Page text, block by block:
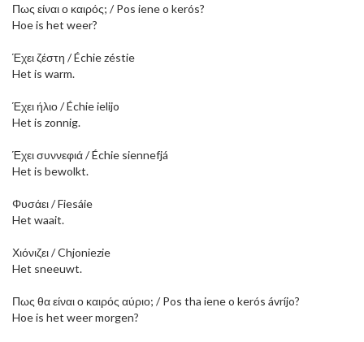
Πως είναι ο καιρός; / Pos iene o kerós?
Hoe is het weer?
Έχει ζέστη / Échie zéstie
Het is warm.
Έχει ήλιο / Échie ielijo
Het is zonnig.
Έχει συννεφιά / Échie siennefjá
Het is bewolkt.
Φυσάει / Fiesáie
Het waait.
Χιόνιζει / Chjoniezie
Het sneeuwt.
Πως θα είναι ο καιρός αύριο; / Pos tha iene o kerós ávríjo?
Hoe is het weer morgen?